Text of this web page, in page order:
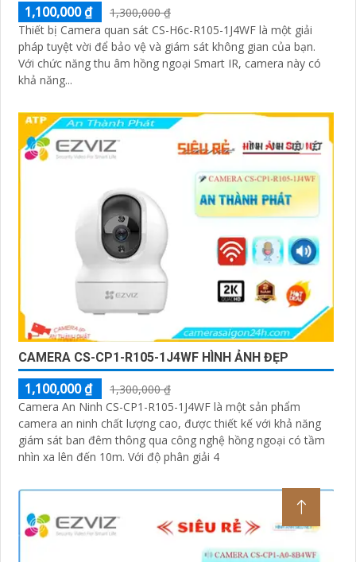
1,100,000 ₫
1,300,000 ₫
Thiết bị Camera quan sát CS-H6c-R105-1J4WF là một giải
pháp tuyệt vời để bảo vệ và giám sát không gian của bạn.
Với chức năng thu âm hồng ngoại Smart IR, camera này có
khả năng...
CAMERA CS-CP1-R105-1J4WF HÌNH ẢNH ĐẸP
1,100,000 ₫
1,300,000 ₫
Camera An Ninh CS-CP1-R105-1J4WF là một sản phẩm
camera an ninh chất lượng cao, được thiết kế với khả năng
giám sát ban đêm thông qua công nghệ hồng ngoại có tầm
nhìn xa lên đến 10m. Với độ phân giải 4